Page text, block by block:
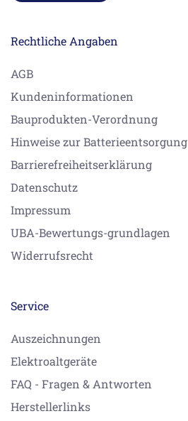
Rechtliche Angaben
AGB
Kundeninformationen
Bauprodukten-Verordnung
Hinweise zur Batterieentsorgung
Barrierefreiheitserklärung
Datenschutz
Impressum
UBA-Bewertungs-grundlagen
Widerrufsrecht
Service
Auszeichnungen
Elektroaltgeräte
FAQ - Fragen & Antworten
Herstellerlinks